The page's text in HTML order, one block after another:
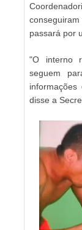
passará por
"O interno
seguem
informações
disse a